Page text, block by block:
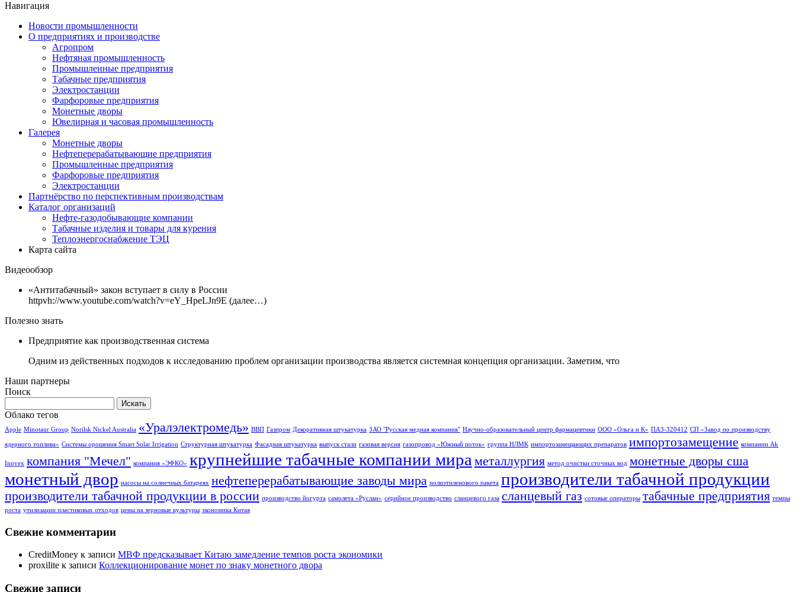
Навигация
Новости промышленности
О предприятиях и производстве
Агропром
Нефтяная промышленность
Промышленные предприятия
Табачные предприятия
Электростанции
Фарфоровые предприятия
Монетные дворы
Ювелирная и часовая промышленность
Галерея
Монетные дворы
Нефтеперерабатывающие предприятия
Промышленные предприятия
Фарфоровые предприятия
Электростанции
Партнёрство по перспективным производствам
Каталог организаций
Нефте-газодобывающие компании
Табачные изделия и товары для курения
Теплоэнергоснабжение ТЭЦ
Карта сайта
Видеообзор
«Антитабачный» закон вступает в силу в России
httpvh://www.youtube.com/watch?v=eY_HpeLJn9E (далее…)
Полезно знать
Предприятие как производственная система
Одним из действенных подходов к исследованию проблем организации производства является системная концепция организации. Заметим, что
Наши партнеры
Поиск
Облако тегов
Apple Minotaur Group Norilsk Nickel Australia «Уралэлектромедь» ВВП Газпром Декоративная штукатурка ЗАО "Русская медная компания" Научно-образовательный центр фармацевтики ООО «Ольга и К» ПАЗ-320412 СП «Завод по производству
ядерного топлива» Системы орошения Smart Solar Irrigation Структурная штукатурка Фасадная штукатурка выпуск стали газовая версия газопровод «Южный поток» группа НЛМК импортозамещающих препаратов импортозамещение компании Ak
Inovex компания "Мечел" компания «ЭФКО» крупнейшие табачные компании мира металлургия метод очистки сточных вод монетные дворы сша
монетный двор насосы на солнечных батареях нефтеперерабатывающие заводы мира полиэтиленового пакета производители табачной продукции
производители табачной продукции в россии производство йогурта самолета «Руслан» серийное производство сланцевого газа сланцевый газ сотовые операторы табачные предприятия темпы
роста утилизации пластиковых отходов цены на зерновые культуры экономика Китая
Свежие комментарии
CreditMoney к записи МВФ предсказывает Китаю замедление темпов роста экономики
proxilite к записи Коллекционирование монет по знаку монетного двора
Свежие записи